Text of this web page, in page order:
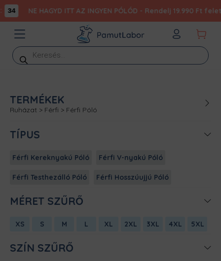
34 NE HAGYD ITT AZ INGYEN PÓLÓD - Rendelj 19.990 Ft
Products
search
TERMÉKEK
Ruházat > Férfi > Férfi Póló
TÍPUS
Férfi Kereknyakú Póló Férfi V-nyakú Póló
Férfi Testhezálló Póló Férfi Hosszúujjú Póló
MÉRET SZŰRŐ
XS S M L XL 2XL 3XL 4XL 5XL
SZÍN SZŰRŐ